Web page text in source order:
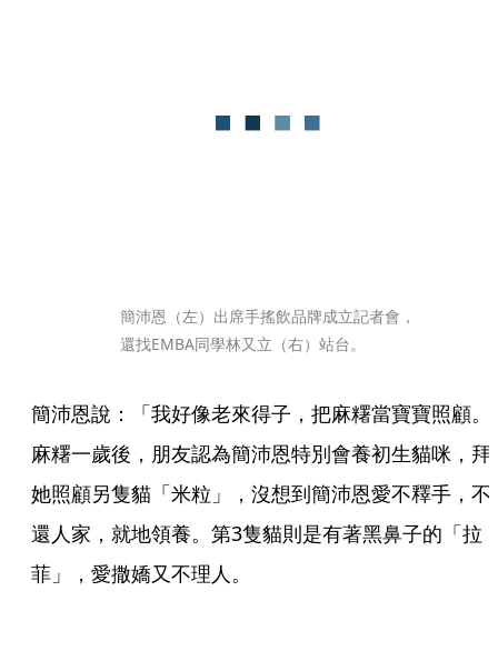
簡沛恩（左）出席手搖飲品牌成立記者會，
還找EMBA同學林又立（右）站台。
簡沛恩說：「我好像老來得子，把麻糬當寶寶照顧。
麻糬一歲後，朋友認為簡沛恩特別會養初生貓咪，拜
她照顧另隻貓「米粒」，沒想到簡沛恩愛不釋手，不
還人家，就地領養。第3隻貓則是有著黑鼻子的「拉
菲」，愛撒嬌又不理人。